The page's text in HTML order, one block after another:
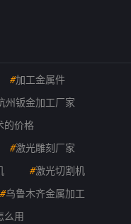
#加工金属件
州钣金加工厂家
的价格
#激光雕刻厂家
#激光切割机
#乌鲁木齐金属加工
么用